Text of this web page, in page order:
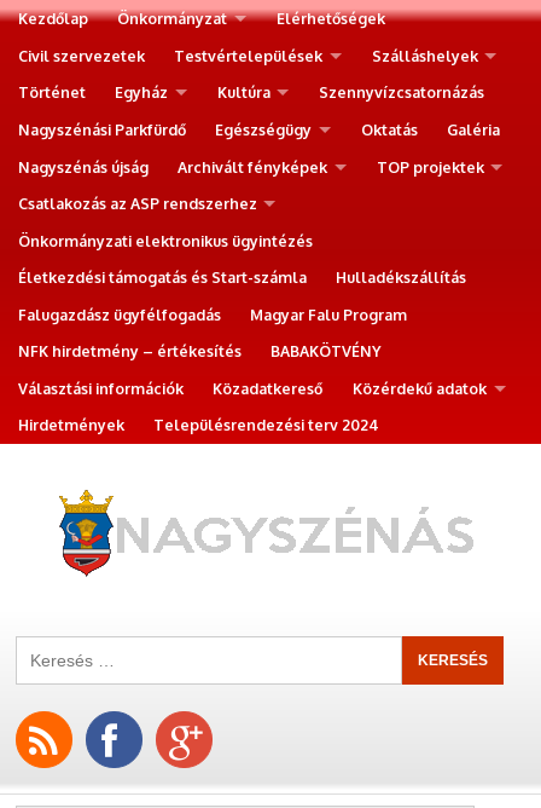
Kezdőlap Önkormányzat
Elérhetőségek
Civil szervezetek
Testvértelepülések
Szálláshelyek
Történet
Egyház Kultúra
Szennyvízcsatornázás
Nagyszénási Parkfürdő
Egészségügy Oktatás
Galéria
Nagyszénás újság
Archivált fényképek
TOP projektek
Csatlakozás az ASP rendszerhez
Önkormányzati elektronikus ügyintézés
Életkezdési támogatás és Start-számla
Hulladékszállítás
Falugazdász ügyfélfogadás
Magyar Falu Program
NFK hirdetmény – értékesítés
BABAKÖTVÉNY
Választási információk
Közadatkereső
Közérdekű adatok
Hirdetmények
Településrendezési terv 2024